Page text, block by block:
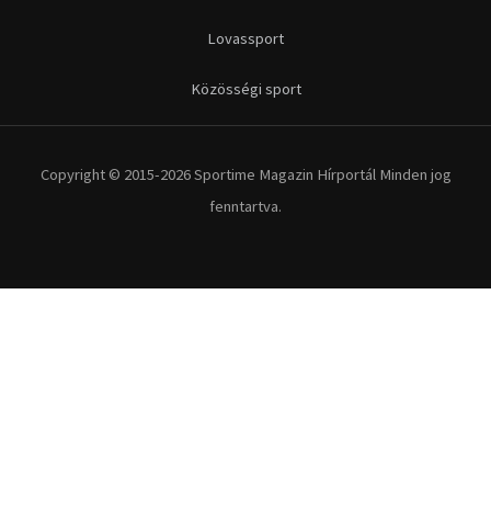
Lovassport
Közösségi sport
Copyright © 2015-2026 Sportime Magazin Hírportál Minden jog
fenntartva.